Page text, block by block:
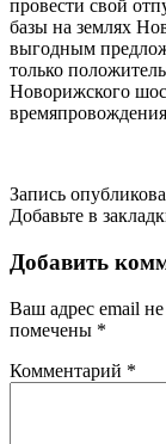
провести свой
базы на землях
выгодным
только
Новорижского
Запись
Добавьте в
Добавить
Ваш адрес email
помечены *
Комментарий *